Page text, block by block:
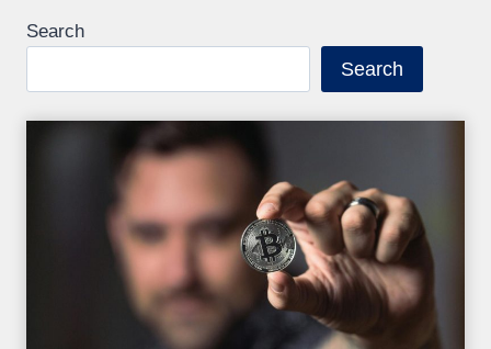
Search
Search